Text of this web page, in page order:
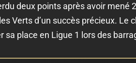
deux points après avoir mené
Verts d’un succès précieux.
sa place en Ligue 1 lors des